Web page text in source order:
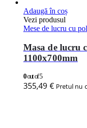
Adaugă în coș
Vezi produsul
Mese de lucru cu
Masa de lucru
1100x700mm
0out of 5
355,49 € Pretul nu